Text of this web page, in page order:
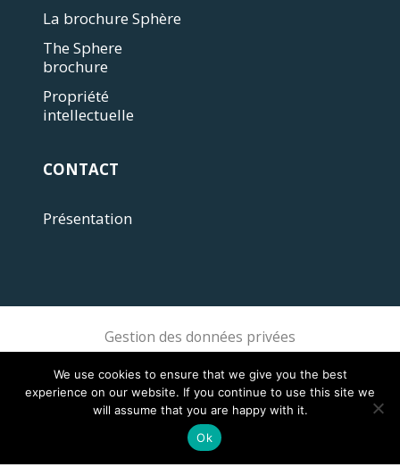
La brochure Sphère
The Sphere
brochure
Propriété
intellectuelle
CONTACT
Présentation
Gestion des données privées
We use cookies to ensure that we give you the best
experience on our website. If you continue to use this site we
will assume that you are happy with it.
Ok